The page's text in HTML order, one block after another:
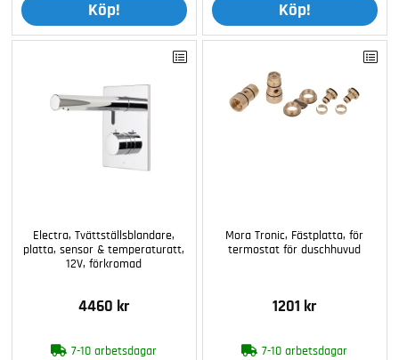
Köp! Köp!
Electra, Tvättställsblandare,
platta, sensor & temperaturatt,
12V, förkromad
4460 kr
7-10 arbetsdagar
Mora Tronic, Fästplatta, för
termostat för duschhuvud
1201 kr
7-10 arbetsdagar